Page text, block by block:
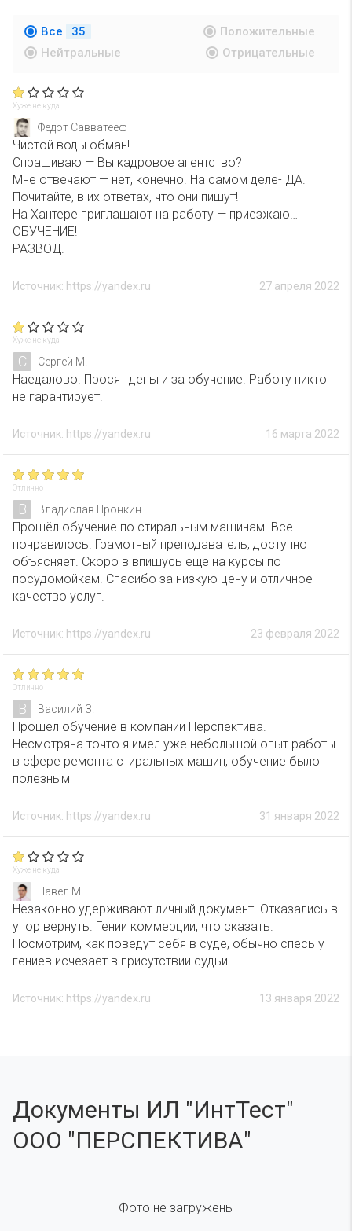
Все 35
Положительные
Нейтральные
Отрицательные
Хуже не куда
Федот Савватееф
Чистой воды обман!
Спрашиваю — Вы кадровое агентство?
Мне отвечают — нет, конечно. На самом деле- ДА.
Почитайте, в их ответах, что они пишут!
На Хантере приглашают на работу — приезжаю…
ОБУЧЕНИЕ!
РАЗВОД.
27 апреля 2022
Источник: https://yandex.ru
Хуже не куда
С Сергей М.
Наедалово. Просят деньги за обучение. Работу никто
не гарантирует.
16 марта 2022
Источник: https://yandex.ru
Отлично
В Владислав Пронкин
Прошёл обучение по стиральным машинам. Все
понравилось. Грамотный преподаватель, доступно
объясняет. Скоро в впишусь ещё на курсы по
посудомойкам. Спасибо за низкую цену и отличное
качество услуг.
23 февраля 2022
Источник: https://yandex.ru
Отлично
В Василий З.
Прошёл обучение в компании Перспектива.
Несмотряна точто я имел уже небольшой опыт работы
в сфере ремонта стиральных машин, обучение было
полезным
31 января 2022
Источник: https://yandex.ru
Хуже не куда
Павел М.
Незаконно удерживают личный документ. Отказались в
упор вернуть. Гении коммерции, что сказать.
Посмотрим, как поведут себя в суде, обычно спесь у
гениев исчезает в присутствии судьи.
13 января 2022
Источник: https://yandex.ru
Документы ИЛ "ИнтТест"
ООО "ПЕРСПЕКТИВА"
Фото не загружены